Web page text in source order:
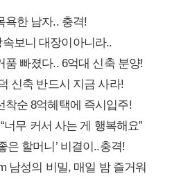
욕한 남자.. 충격!
보니 대장이아니라..
품 빠졌다.. 6억대 신축 분양!
신축 반드시 지금 사라!
착순 8억혜택에 즉시입주!
너무 커서 사는 게 행복해요”
은 할머니’ 비결이..충격!
남성의 비밀, 매일 밤 즐거워